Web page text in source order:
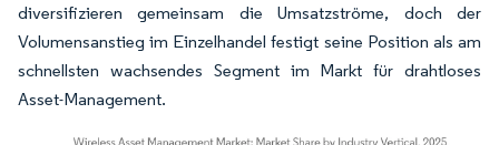
diversifizieren gemeinsam die Umsatzströme, doch der
Volumensanstieg im Einzelhandel festigt seine Position als am
schnellsten wachsendes Segment im Markt für drahtloses
Asset-Management.